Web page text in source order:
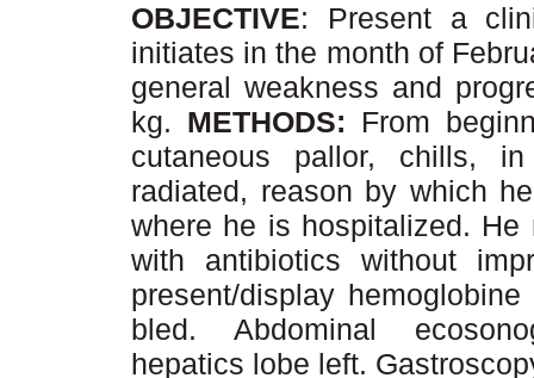
OBJECTIVE: Present a
initiates in the month of
general weakness and
kg. METHODS: From
cutaneous pallor, chills,
radiated, reason by which
where he is hospitalized.
with antibiotics without
present/display
bled. Abdominal
hepatics lobe left.